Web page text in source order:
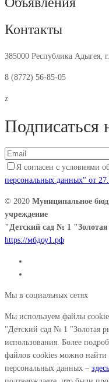
Контакты
385000 Республика Адыгея,
8 (8772) 56-85-05
z
Подписаться
Я согласен с условиями
персональных данных" от
© 2020 Муниципальное
учреждение
"Детский сад № 1
https://мбдоу1.рф
Мы в социальных сетях
Мы используем файлы
"Детский сад № 1 "Золотая
использования. Более
файлов cookies можно найти
персональных данных –